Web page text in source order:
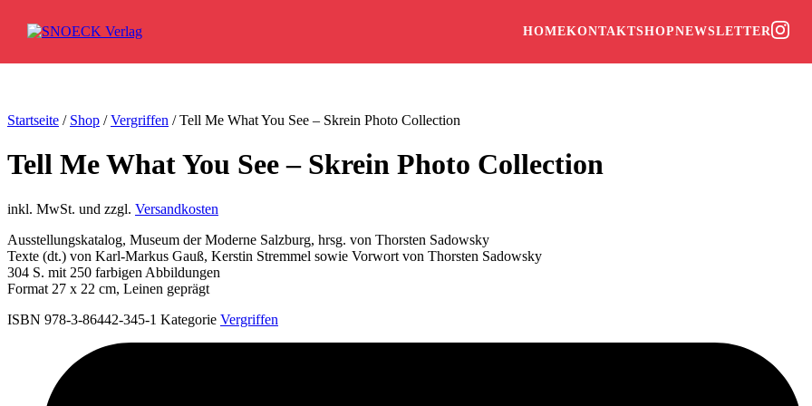
HOMEKONTAKTSHOPNEWSLETTER
Startseite / Shop /Vergriffen / Tell Me What You See – Skrein Photo Collection
Tell Me What You See – Skrein Photo Collection
inkl. MwSt. und zzgl. Versandkosten
Ausstellungskatalog, Museum der Moderne Salzburg, hrsg. von Thorsten Sadowsky
Texte (dt.) von Karl-Markus Gauß, Kerstin Stremmel sowie Vorwort von Thorsten Sadowsky
304 S. mit 250 farbigen Abbildungen
Format 27 x 22 cm, Leinen geprägt
ISBN 978-3-86442-345-1 Kategorie Vergriffen